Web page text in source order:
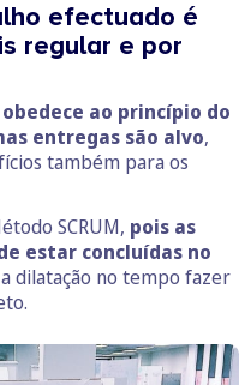
efectuado é
regular e por
obedece ao princípio do
entregas são alvo,
também para os
SCRUM, pois as
estar concluídas no
dilatação no tempo fazer